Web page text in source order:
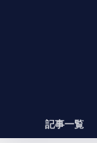
記事一覧